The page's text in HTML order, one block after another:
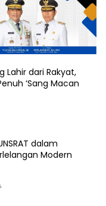
Lahir dari Rakyat,
‘Sang Macan
dalam
Modern